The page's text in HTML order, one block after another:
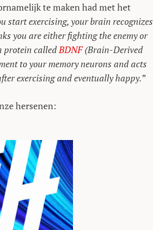
te maken had met het
start exercising, your brain recognizes
you are either fighting the enemy or
protein called BDNF(Brain-Derived
to your memory neurons and acts
exercising and eventually happy.”
hersenen: